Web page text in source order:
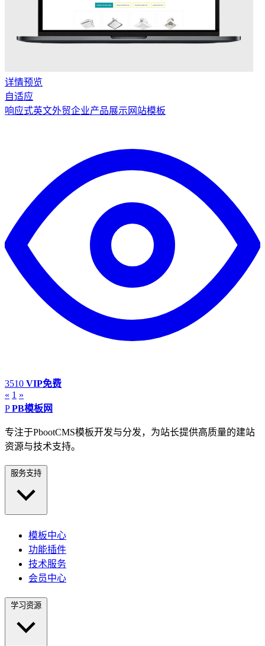
详情预览
自适应
响应式英文外贸企业产品展示网站模板
3510 VIP免费
« 1 »
P PB模板网
专注于PbootCMS模板开发与分发，为站长提供高质量的建站
资源与技术支持。
服务支持
模板中心
功能插件
技术服务
会员中心
学习资源